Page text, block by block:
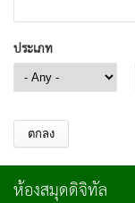
ประเภท
ห้องสมุดดิจิทัล